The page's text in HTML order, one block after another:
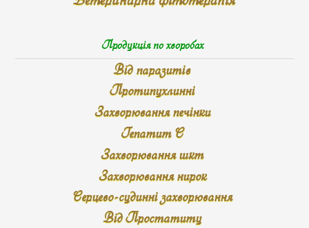
Продукція по хворобах
Від паразитів
Протипухлинні
Захворювання печінки
Гепатит С
Захворювання шкт
Захворювання нирок
Серцево-судинні захворювання
Від Простатиту